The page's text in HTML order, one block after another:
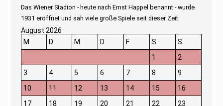
Das Wiener Stadion - heute nach Ernst Happel benannt - wurde
1931 eröffnet und sah viele große Spiele seit dieser Zeit.
August 2026
M
D M D F S
S
1
2
3
4 5 6 7 8
9
10
11 12 13 14 15
16
17
18 19 20 21 22
23